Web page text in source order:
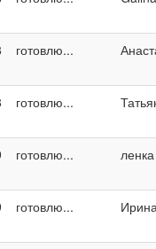
готовлю...
готовлю...
готовлю...
готовлю...